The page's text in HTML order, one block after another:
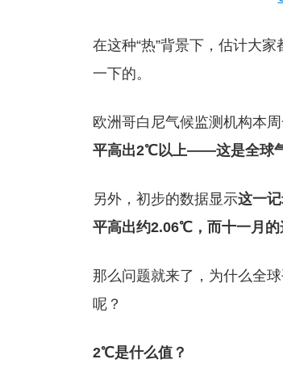
在这种“热”背景下，估计大
一下的。
欧洲哥白尼气候监测机构本周
平高出2℃以上——这是全球气
另外，初步的数据显示这一
平高出约2.06℃，而十一月的
那么问题就来了，为什么全
呢？
2℃是什么值？